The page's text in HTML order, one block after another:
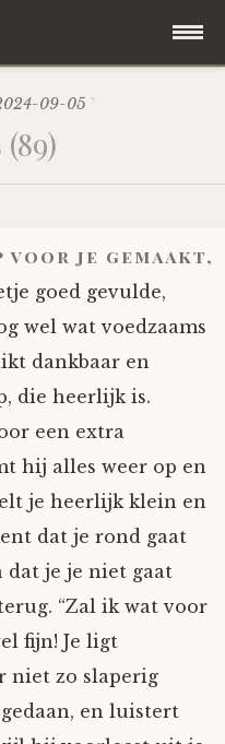
09-05
voor je gemaakt,
goed gevulde,
wel wat voedzaams
dankbaar en
die heerlijk is.
een extra
hij alles weer op en
je heerlijk klein en
dat je rond gaat
dat je je niet gaat
“Zal ik wat voor
fijn! Je ligt
niet zo slaperig
en luistert